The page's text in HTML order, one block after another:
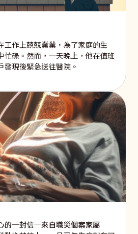
工作上兢兢業業，為了家庭的生
忙碌。然而，一天晚上，他在值班
發現後緊急送往醫院。
的一封信—來自職災個案家屬